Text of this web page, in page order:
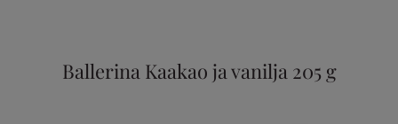
Ballerina Kaakao ja vanilja 205 g